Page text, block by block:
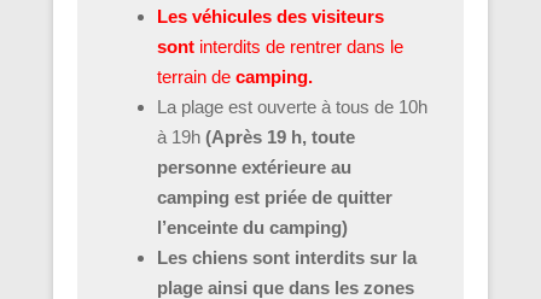
Les véhicules des visiteurs
sont interdits de rentrer dans le
terrain de camping.
La plage est ouverte à tous de 10h
à 19h (Après 19 h, toute
personne extérieure au
camping est priée de quitter
l’enceinte du camping)
Les chiens sont interdits sur la
plage ainsi que dans les zones